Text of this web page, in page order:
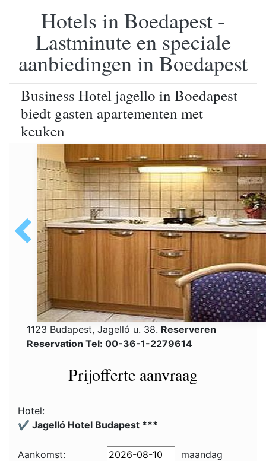
Hotels in Boedapest -
Lastminute en speciale
aanbiedingen in Boedapest
Business Hotel jagello in Boedapest
biedt gasten apartementen met
keuken
1123 Budapest, Jagelló u. 38. Reserveren
Reservation Tel: 00-36-1-2279614
Prijofferte aanvraag
Hotel:
✔️ Jagelló Hotel Budapest ***
Aankomst: maandag